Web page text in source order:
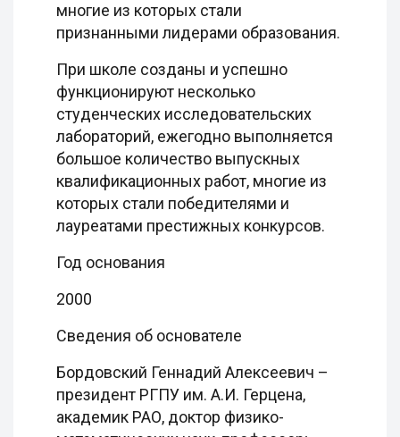
многие из которых стали
признанными лидерами образования.
При школе созданы и успешно
функционируют несколько
студенческих исследовательских
лабораторий, ежегодно выполняется
большое количество выпускных
квалификационных работ, многие из
которых стали победителями и
лауреатами престижных конкурсов.
Год основания
2000
Сведения об основателе
Бордовский Геннадий Алексеевич –
президент РГПУ им. А.И. Герцена,
академик РАО, доктор физико-